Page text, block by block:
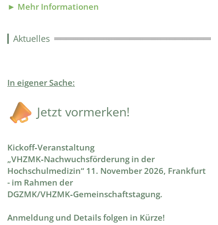
► Mehr Informationen
Aktuelles
In eigener Sache:
​​​​​​​ Jetzt vormerken!
Kickoff‑Veranstaltung
„VHZMK‑Nachwuchsförderung in der
Hochschulmedizin“ 11. November 2026, Frankfurt
- im Rahmen der
DGZMK/VHZMK‑Gemeinschaftstagung.
​​​​​​​Anmeldung und Details folgen in Kürze!